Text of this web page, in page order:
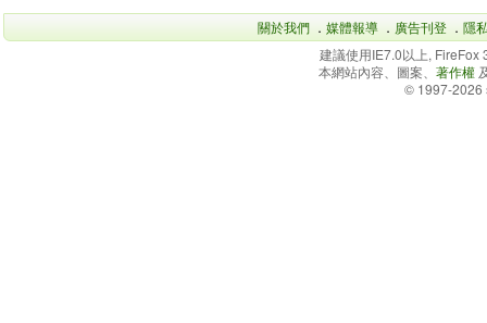
關於我們 ． 媒體報導 ． 廣告刊登 ． 隱
建議使用IE7.0以上,
本網站內容、圖案、 著作權
© 1997-2026